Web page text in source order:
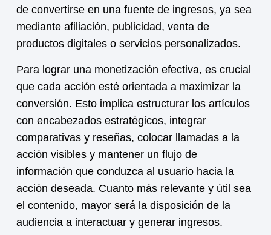
de convertirse en una fuente de ingresos, ya sea
mediante afiliación, publicidad, venta de
productos digitales o servicios personalizados.
Para lograr una monetización efectiva, es crucial
que cada acción esté orientada a maximizar la
conversión. Esto implica estructurar los artículos
con encabezados estratégicos, integrar
comparativas y reseñas, colocar llamadas a la
acción visibles y mantener un flujo de
información que conduzca al usuario hacia la
acción deseada. Cuanto más relevante y útil sea
el contenido, mayor será la disposición de la
audiencia a interactuar y generar ingresos.